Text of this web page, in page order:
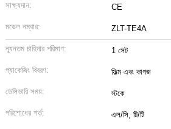
সাক্ষ্যদান: CE
মডেল নম্বার: ZLT-TE4A
ন্যূনতম চাহিদার পরিমাণ: 1 সেট
প্যাকেজিং বিবরণ: ফিল্ম এবং কাগজ
ডেলিভারি সময়: স্টকে
পরিশোধের শর্ত: এল/সি, টি/টি